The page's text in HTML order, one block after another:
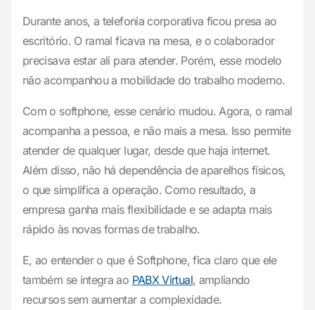
Durante anos, a telefonia corporativa ficou presa ao
escritório. O ramal ficava na mesa, e o colaborador
precisava estar ali para atender. Porém, esse modelo
não acompanhou a mobilidade do trabalho moderno.
Com o softphone, esse cenário mudou. Agora, o ramal
acompanha a pessoa, e não mais a mesa. Isso permite
atender de qualquer lugar, desde que haja internet.
Além disso, não há dependência de aparelhos físicos,
o que simplifica a operação. Como resultado, a
empresa ganha mais flexibilidade e se adapta mais
rápido às novas formas de trabalho.
E, ao entender o que é Softphone, fica claro que ele
também se integra ao PABX Virtual, ampliando
recursos sem aumentar a complexidade.